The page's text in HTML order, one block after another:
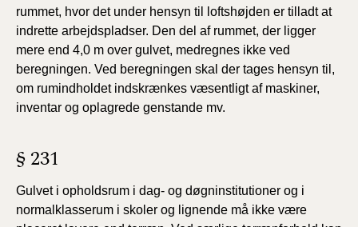
rummet, hvor det under hensyn til loftshøjden er tilladt at
indrette arbejdspladser. Den del af rummet, der ligger
mere end 4,0 m over gulvet, medregnes ikke ved
beregningen. Ved beregningen skal der tages hensyn til,
om rumindholdet indskrænkes væsentligt af maskiner,
inventar og oplagrede genstande mv.
§ 231
Gulvet i opholdsrum i dag- og døgninstitutioner og i
normalklasserum i skoler og lignende må ikke være